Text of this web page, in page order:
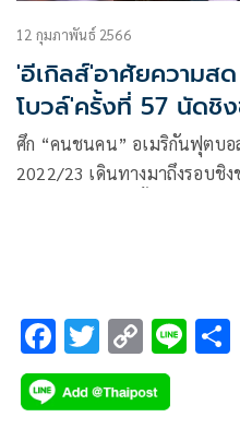
12 กุมภาพันธ์ 2566
'อีเกิลส์'อาศัยความส
โบวล์'ครั้งที่ 57 นัดชิง
ศึก “คนชนคน” อเมริกันฟุตบอ
2022/23 เดินทางมาถึงรอบชิง
F
ac
e
T
wi
tt
C
o
p
Li